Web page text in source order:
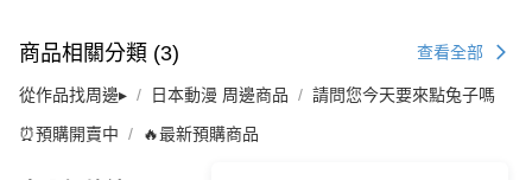
商品相關分類 (3) 查看全部
從作品找周邊▸ 日本動漫 周邊商品 請問您今天要來點兔子嗎
⏰預購開賣中 🔥最新預購商品